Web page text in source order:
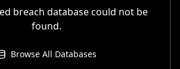
breach database could not be
found.
Browse All Databases